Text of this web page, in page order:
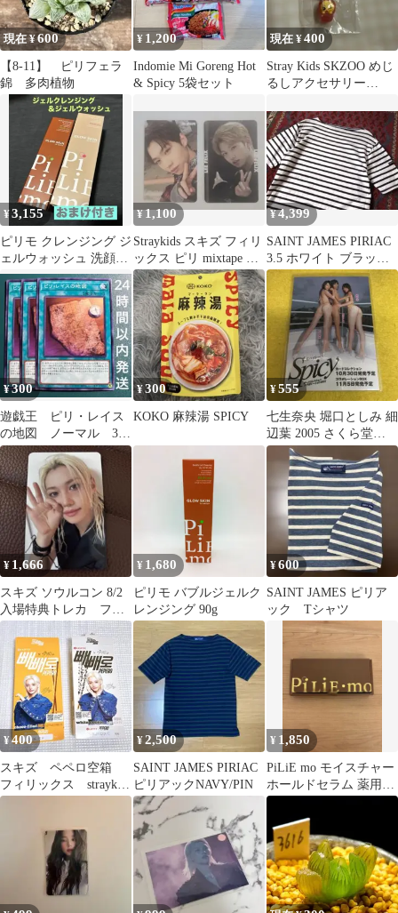
現在 ¥600
【8-11】 ピリフェラ
錦 多肉植物
¥ 1,200
Indomie Mi Goreng Hot
& Spicy 5袋セット
現在 ¥400
Stray Kids SKZOO めじ
るしアクセサリー
¥3,155
ピリモ クレンジング ジ
ェルウォッシュ 洗顔料
ベルス
¥1,100
Straykids スキズ フィリ
ックス ピリ mixtape ト
レカ 封入
¥4,399
SAINT JAMES PIRIAC
3.5 ホワイト ブラック
ピリアック
¥300
遊戯王 ピリ・レイス
の地図 ノーマル 3
枚 ピリレイスの地図
¥300
KOKO 麻辣湯 SPICY
¥555
七生奈央 堀口としみ 細
辺葉 2005 さくら堂
Spicy トレカ 非売品SP
¥ 1,666
スキズ ソウルコン 8/2
入場特典トレカ フィ
リックス ピリ
¥ 1,680
ピリモ バブルジェルク
レンジング 90g
¥600
SAINT JAMES ピリア
ック Tシャツ
¥400
スキズ ペペロ空箱
フィリックス straykids
ピリ ペペロ 2箱 2種類
¥2,500
SAINT JAMES PIRIAC
ピリアックNAVY/PIN
¥ 1,850
PiLiE mo モイスチャー
ホールドセラム 薬用美
容液 ピリモ